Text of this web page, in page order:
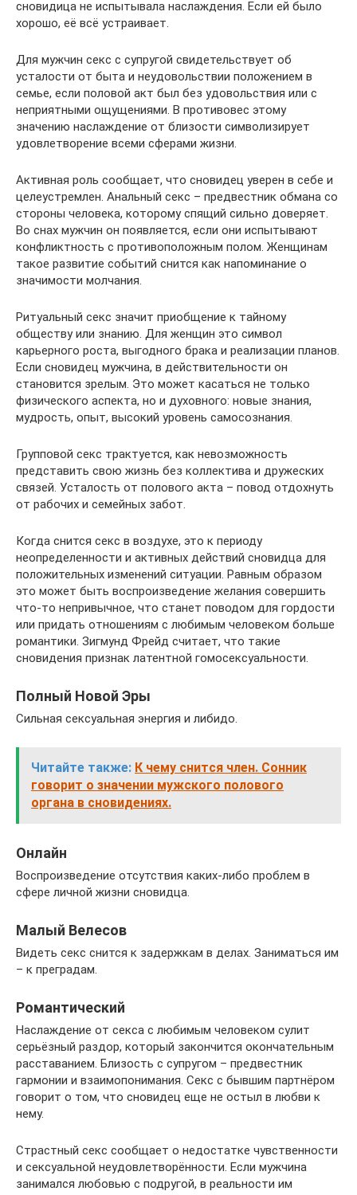
сновидица не испытывала наслаждения. Если ей было
хорошо, её всё устраивает.
Для мужчин секс с супругой свидетельствует об
усталости от быта и неудовольствии положением в
семье, если половой акт был без удовольствия или с
неприятными ощущениями. В противовес этому
значению наслаждение от близости символизирует
удовлетворение всеми сферами жизни.
Активная роль сообщает, что сновидец уверен в себе и
целеустремлен. Анальный секс – предвестник обмана со
стороны человека, которому спящий сильно доверяет.
Во снах мужчин он появляется, если они испытывают
конфликтность с противоположным полом. Женщинам
такое развитие событий снится как напоминание о
значимости молчания.
Ритуальный секс значит приобщение к тайному
обществу или знанию. Для женщин это символ
карьерного роста, выгодного брака и реализации планов.
Если сновидец мужчина, в действительности он
становится зрелым. Это может касаться не только
физического аспекта, но и духовного: новые знания,
мудрость, опыт, высокий уровень самосознания.
Групповой секс трактуется, как невозможность
представить свою жизнь без коллектива и дружеских
связей. Усталость от полового акта – повод отдохнуть
от рабочих и семейных забот.
Когда снится секс в воздухе, это к периоду
неопределенности и активных действий сновидца для
положительных изменений ситуации. Равным образом
это может быть воспроизведение желания совершить
что-то непривычное, что станет поводом для гордости
или придать отношениям с любимым человеком больше
романтики. Зигмунд Фрейд считает, что такие
сновидения признак латентной гомосексуальности.
Полный Новой Эры
Сильная сексуальная энергия и либидо.
Читайте также: К чему снится член. Сонник
говорит о значении мужского полового
органа в сновидениях.
Онлайн
Воспроизведение отсутствия каких-либо проблем в
сфере личной жизни сновидца.
Малый Велесов
Видеть секс снится к задержкам в делах. Заниматься им
– к преградам.
Романтический
Наслаждение от секса с любимым человеком сулит
серьёзный раздор, который закончится окончательным
расставанием. Близость с супругом – предвестник
гармонии и взаимопонимания. Секс с бывшим партнёром
говорит о том, что сновидец еще не остыл в любви к
нему.
Страстный секс сообщает о недостатке чувственности
и сексуальной неудовлетворённости. Если мужчина
занимался любовью с подругой, в реальности им